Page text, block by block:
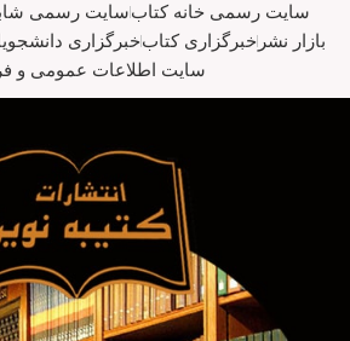
سایت رسمی خانه کتابسایت رسمی
بازار نشرخبرگزاری کتابخبرگزاری
سایت اطلاعات عمومی و